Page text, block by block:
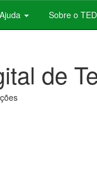
Ajuda Sobre o
de